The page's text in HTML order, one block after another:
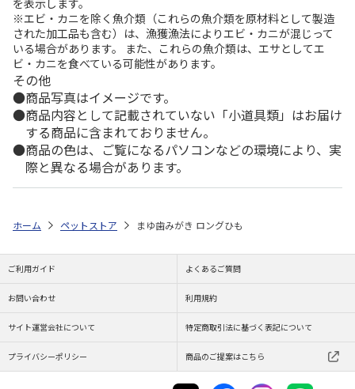
を表示します。
※エビ・カニを除く魚介類（これらの魚介類を原材料として製造
された加工品も含む）は、漁獲漁法によりエビ・カニが混じって
いる場合があります。 また、これらの魚介類は、エサとしてエ
ビ・カニを食べている可能性があります。
その他
商品写真はイメージです。
商品内容として記載されていない「小道具類」はお届け
する商品に含まれておりません。
商品の色は、ご覧になるパソコンなどの環境により、実
際と異なる場合があります。
ホーム ペットストア まゆ歯みがき ロングひも
ご利用ガイド よくあるご質問
お問い合わせ 利用規約
サイト運営会社について 特定商取引法に基づく表記について
プライバシーポリシー 商品のご提案はこちら